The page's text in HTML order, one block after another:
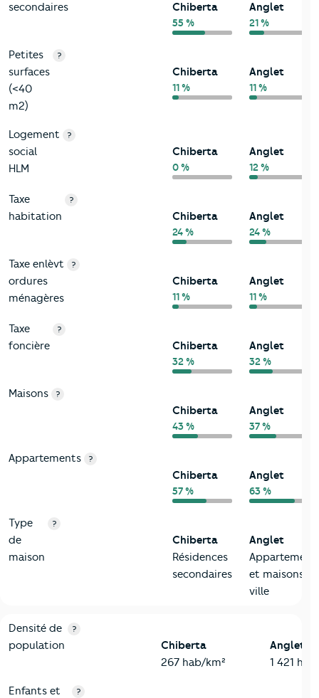
secondaires
Chiberta
55 %
Anglet
21 %
Petites
surfaces
(<40
m2)
?
Chiberta
11 %
Anglet
11 %
Logement
social
HLM
?
Chiberta
0 %
Anglet
12 %
Taxe
habitation
?
Chiberta
24 %
Anglet
24 %
Taxe enlèvt
ordures
ménagères
?
Chiberta
11 %
Anglet
11 %
Taxe
foncière
?
Chiberta
32 %
Anglet
32 %
Maisons ?
Chiberta
43 %
Anglet
37 %
Appartements ?
Chiberta
57 %
Anglet
63 %
Type
de
maison
?
Chiberta
Résidences
secondaires
Anglet
et maisons de
ville
2-Habitants
Critères Chiberta
Densité de
population
?
Chiberta
267 hab/km²
Anglet
1 421
Enfants et ?